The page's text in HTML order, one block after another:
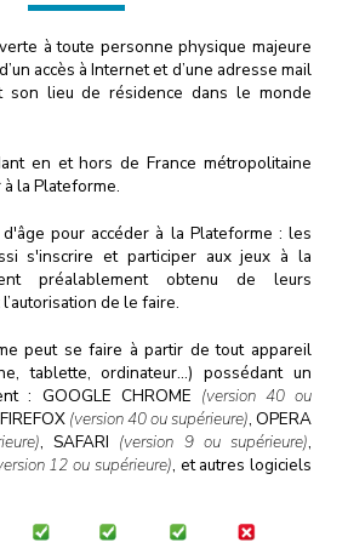
à toute personne physique majeure
accès à Internet et d’une adresse mail
son lieu de résidence dans le monde
en et hors de France métropolitaine
la Plateforme.
pour accéder à la Plateforme : les
s'inscrire et participer aux jeux à la
préalablement obtenu de leurs
de le faire.
peut se faire à partir de tout appareil
tablette, ordinateur…) possédant un
: GOOGLE CHROME (version 40 ou
(version 40 ou supérieure), OPERA
, SAFARI (version 9 ou supérieure),
12 ou supérieure), et autres logiciels